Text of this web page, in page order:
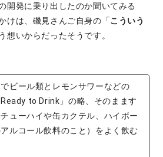
開発に乗り出したのか聞いてみる
けは、磯見さんご自身の「こういう
想いからだったそうです。
ビール類とレモンサワーなどの
to Drink」の略、そのまます
ューハイや缶カクテル、ハイボー
ルコール飲料のこと）をよく飲む